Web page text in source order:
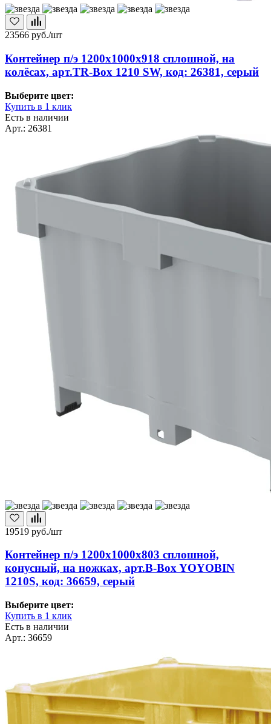
23566 руб./шт
Контейнер п/э 1200х1000х918 сплошной, на
колёсах, арт.TR-Box 1210 SW, код: 26381, серый
Выберите цвет:
Купить в 1 клик
Есть в наличии
Арт.: 26381
19519 руб./шт
Контейнер п/э 1200х1000х803 сплошной,
конусный, на ножках, арт.B-Box YOYOBIN
1210S, код: 36659, серый
Выберите цвет:
Купить в 1 клик
Есть в наличии
Арт.: 36659